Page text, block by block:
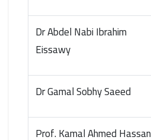
Dr Abdel Nabi Ibrahim
Eissawy
Dr Gamal Sobhy Saeed
Prof. Kamal Ahmed Hassan